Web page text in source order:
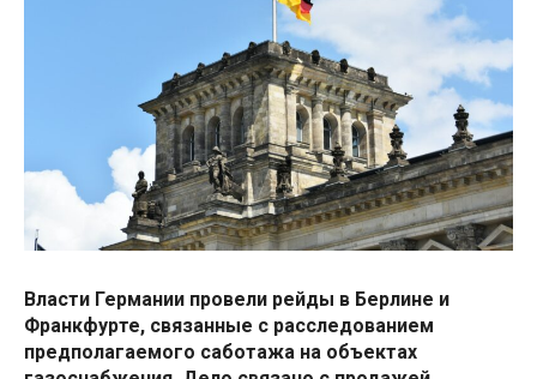
Власти Германии провели рейды в Берлине и
Франкфурте, связанные с расследованием
предполагаемого саботажа на объектах